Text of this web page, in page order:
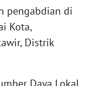
pengabdian di
Kota,
Distrik